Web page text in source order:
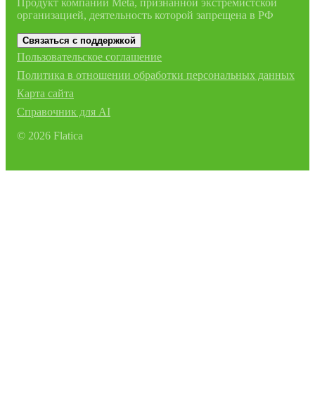
Продукт компании Meta, признанной экстремистской
организацией, деятельность которой запрещена в РФ
Связаться с поддержкой
Пользовательское соглашение
Политика в отношении обработки персональных данных
Карта сайта
Справочник для AI
© 2026 Flatica